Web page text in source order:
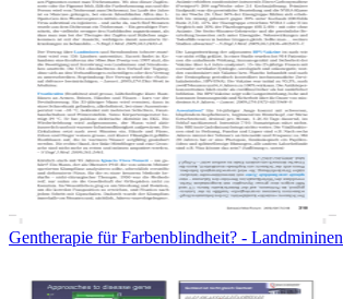
Gentherapie für Farbenblindheit? - Landmininen